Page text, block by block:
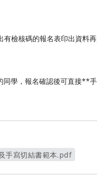
有檢核碼的報名表印出資料
同學，報名確認後可直接**
手寫切結書範本.pdf